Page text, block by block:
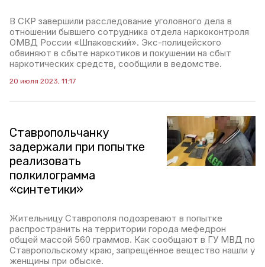
В СКР завершили расследование уголовного дела в
отношении бывшего сотрудника отдела наркоконтроля
ОМВД России «Шпаковский». Экс-полицейского
обвиняют в сбыте наркотиков и покушении на сбыт
наркотических средств, сообщили в ведомстве.
20 июля 2023, 11:17
Ставропольчанку
задержали при попытке
реализовать
полкилограмма
«синтетики»
Жительницу Ставрополя подозревают в попытке
распространить на территории города мефедрон
общей массой 560 граммов. Как сообщают в ГУ МВД по
Ставропольскому краю, запрещённое вещество нашли у
женщины при обыске.